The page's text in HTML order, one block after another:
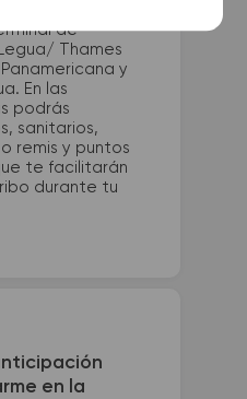
de
Thames
y
En las
podrás
sanitarios,
remis y puntos
te facilitarán
durante tu
en la